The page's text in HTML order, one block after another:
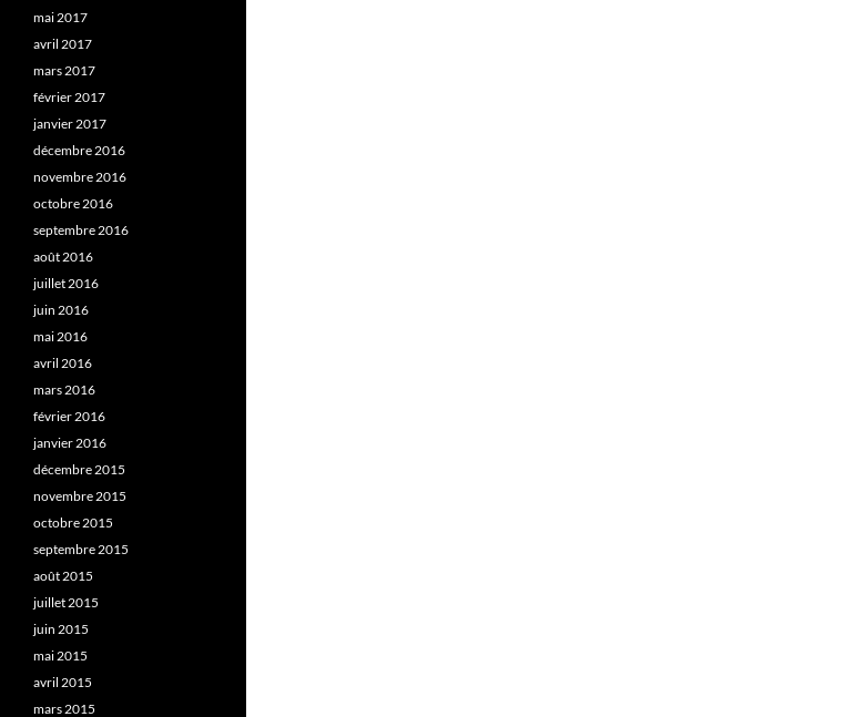
mai 2017
avril 2017
mars 2017
février 2017
janvier 2017
décembre 2016
novembre 2016
octobre 2016
septembre 2016
août 2016
juillet 2016
juin 2016
mai 2016
avril 2016
mars 2016
février 2016
janvier 2016
décembre 2015
novembre 2015
octobre 2015
septembre 2015
août 2015
juillet 2015
juin 2015
mai 2015
avril 2015
mars 2015